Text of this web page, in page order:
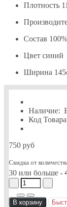
Плотность
Состав
Цвет синий
Ширина
Наличие:
Код
750 руб
Скидка от
30 или больше -
В корзину